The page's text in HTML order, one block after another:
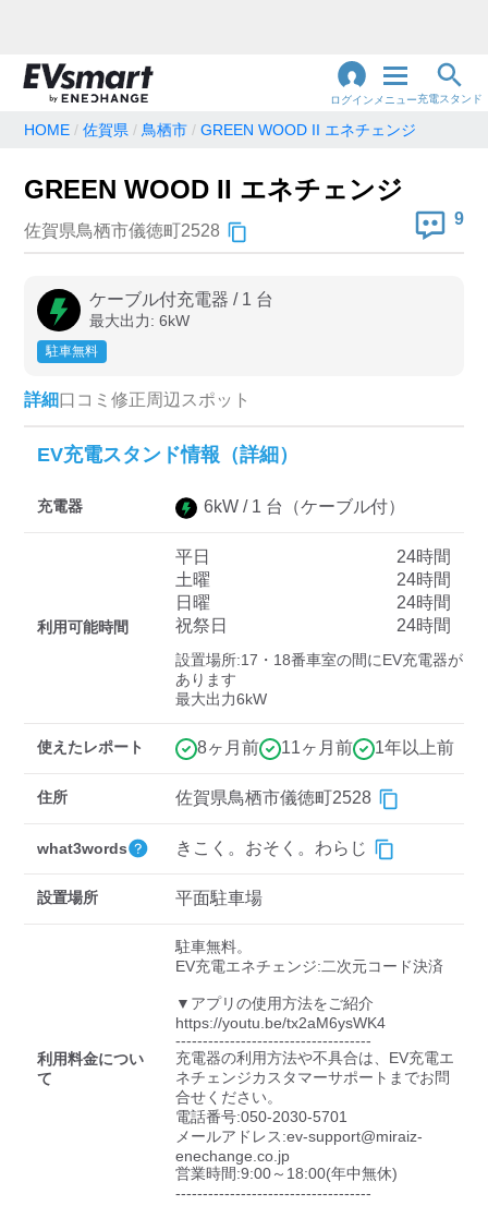
ログイン メニュー充電スタンド
地名・観光スポット・住所で検索
充電器の種類
急速充電器のみ表示
高速道路上のみ表示
認証システム
三菱ディーラーを表示
日産ディーラーを表示
中速-20kW-以上 急速-44kW-以上
検索する
HOME 佐賀県 鳥栖市 GREEN WOOD II エネチェンジ
GREEN WOOD II エネチェンジ
佐賀県鳥栖市儀徳町2528
9
ケーブル付充電器 / 1 台
最大出力: 6kW
駐車無料
詳細口コミ 修正周辺スポット
EV充電スタンド情報（詳細）
充電器 6kW / 1 台 （ケーブル付）
利用可能時間
平日
24時間
土曜
24時間
日曜
24時間
祝祭日
24時間
設置場所:17・18番車室の間にEV充電器が
あります
最大出力6kW
使えたレポート 8ヶ月前 11ヶ月前 1年以上前
住所 佐賀県鳥栖市儀徳町2528
what3words きこく。おそく。わらじ
設置場所 平面駐車場
利用料金につい
て
駐車無料。
EV充電エネチェンジ:二次元コード決済
▼アプリの使用方法をご紹介
https://youtu.be/tx2aM6ysWK4
------------------------------------
充電器の利用方法や不具合は、EV充電エ
ネチェンジカスタマーサポートまでお問
合せください。
電話番号:050-2030-5701
メールアドレス:ev-support@miraiz-
enechange.co.jp
営業時間:9:00～18:00(年中無休)
------------------------------------